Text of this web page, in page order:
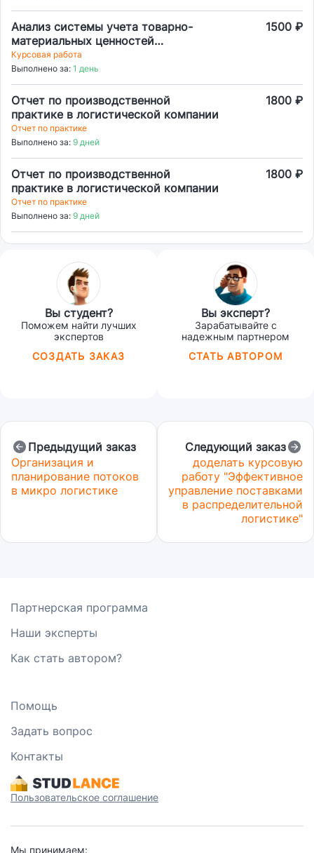
Анализ системы учета товарно-
материальных ценностей
розничного предприятия
1500 ₽
Курсовая работа
Выполнено за: 1 день
Отчет по производственной
практике в логистической компании
1800 ₽
Отчет по практике
Выполнено за: 9 дней
Отчет по производственной
практике в логистической компании
1800 ₽
Отчет по практике
Выполнено за: 9 дней
Вы студент?
Поможем найти лучших
экспертов
СОЗДАТЬ ЗАКАЗ
Вы эксперт?
Зарабатывайте с
надежным партнером
СТАТЬ АВТОРОМ
Предыдущий заказ
Организация и
планирование потоков
в микро логистике
Следующий заказ
доделать курсовую
работу "Эффективное
управление поставками
в распределительной
логистике"
Партнерская программа
Наши эксперты
Как стать автором?
Помощь
Задать вопрос
Контакты
Пользовательское соглашение
Мы принимаем: